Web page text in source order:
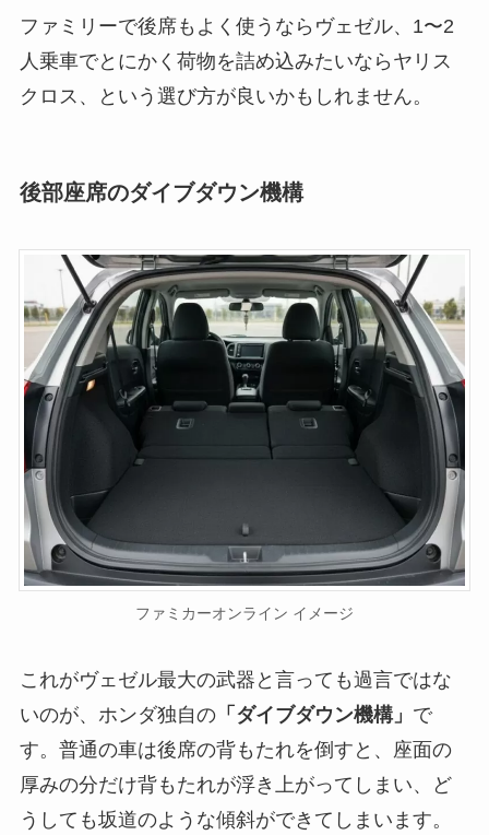
ファミリーで後席もよく使うならヴェゼル、1〜2
人乗車でとにかく荷物を詰め込みたいならヤリス
クロス、という選び方が良いかもしれません。
後部座席のダイブダウン機構
ファミカーオンライン イメージ
これがヴェゼル最大の武器と言っても過言ではな
いのが、ホンダ独自の「ダイブダウン機構」 で
す。普通の車は後席の背もたれを倒すと、座面の
厚みの分だけ背もたれが浮き上がってしまい、ど
うしても坂道のような傾斜ができてしまいます。